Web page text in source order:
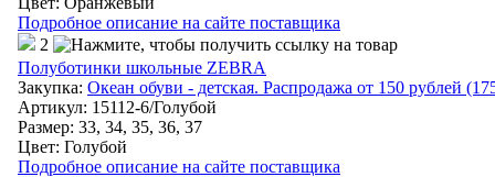
Подробное описание на сайте поставщика
2
Полуботинки школьные ZEBRA
Закупка: Океан обуви - детская. Распродажа от 150 рублей
Артикул: 15112-6/Голубой
Размер: 33, 34, 35, 36, 37
Цвет: Голубой
Подробное описание на сайте поставщика